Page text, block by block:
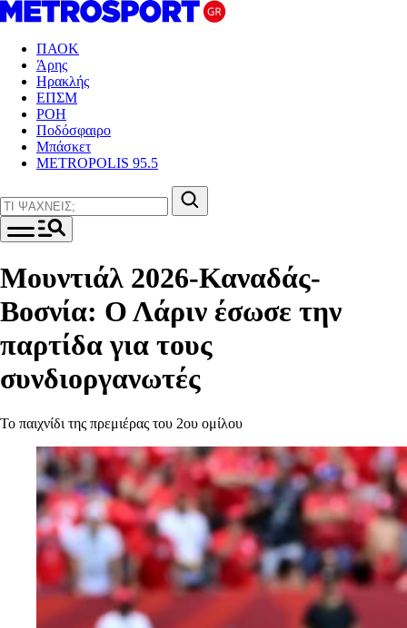
ΠΑΟΚ
Άρης
Ηρακλής
ΕΠΣΜ
ΡΟΗ
Ποδόσφαιρο
Μπάσκετ
METROPOLIS 95.5
Μουντιάλ 2026-Καναδάς-
Βοσνία: Ο Λάριν έσωσε την
παρτίδα για τους
συνδιοργανωτές
Το παιχνίδι της πρεμιέρας του 2ου ομίλου